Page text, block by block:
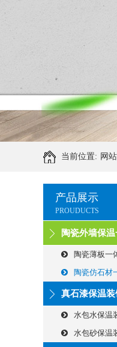
当前位置: 网
产品展示
PROUDUCTS
陶瓷外墙保
陶瓷薄板一
陶瓷仿石材
真石漆保温
水包水保温
水包砂保温